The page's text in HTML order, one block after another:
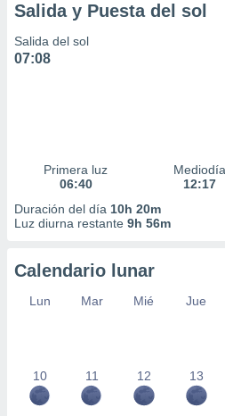
Salida y Puesta del sol
Salida del sol
07:08
Primera luz
06:40
Mediodía
12:17
Duración del día 10h 20m
Luz diurna restante 9h 56m
Calendario lunar
Lun Mar Mié Jue
10 11 12 13